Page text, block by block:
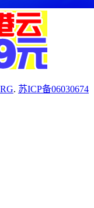
. 苏ICP备06030674